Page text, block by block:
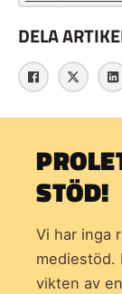
DELA
STÖD!
Vi har inga
mediestöd.
vikten av